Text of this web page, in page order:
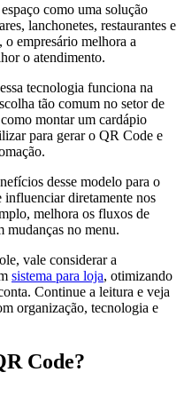
como uma solução
lanchonetes, restaurantes e
o empresário melhora a
o atendimento.
tecnologia funciona na
tão comum no setor de
montar um cardápio
para gerar o QR Code e
desse modelo para o
diretamente nos
melhora os fluxos de
mudanças no menu.
vale considerar a
sistema para loja, otimizando
Continue a leitura e veja
organização, tecnologia e
Code?